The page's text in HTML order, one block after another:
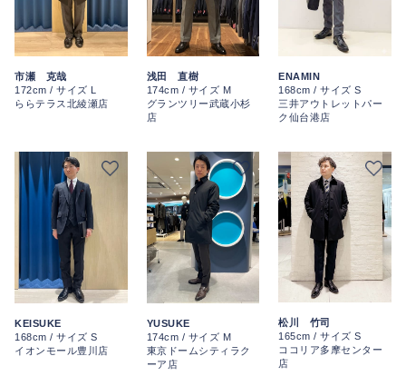
市瀬 克哉
172cm / サイズ L
ららテラス北綾瀬店
浅田 直樹
174cm / サイズ M
グランツリー武蔵小杉
店
ENAMIN
168cm / サイズ S
三井アウトレットパー
ク仙台港店
KEISUKE
168cm / サイズ S
イオンモール豊川店
YUSUKE
174cm / サイズ M
東京ドームシティラク
ーア店
松川 竹司
165cm / サイズ S
ココリア多摩センター
店